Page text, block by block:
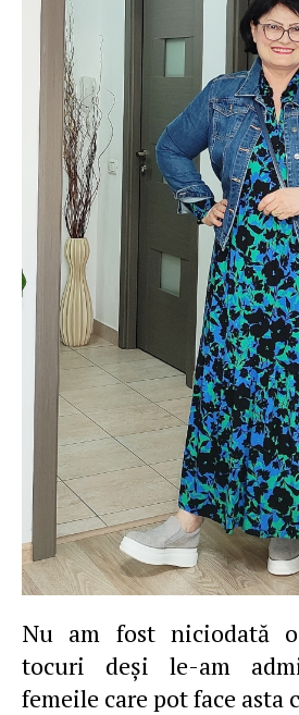
Nu am fost niciodată o purtătoare de
tocuri deşi le-am
femeile care pot face asta